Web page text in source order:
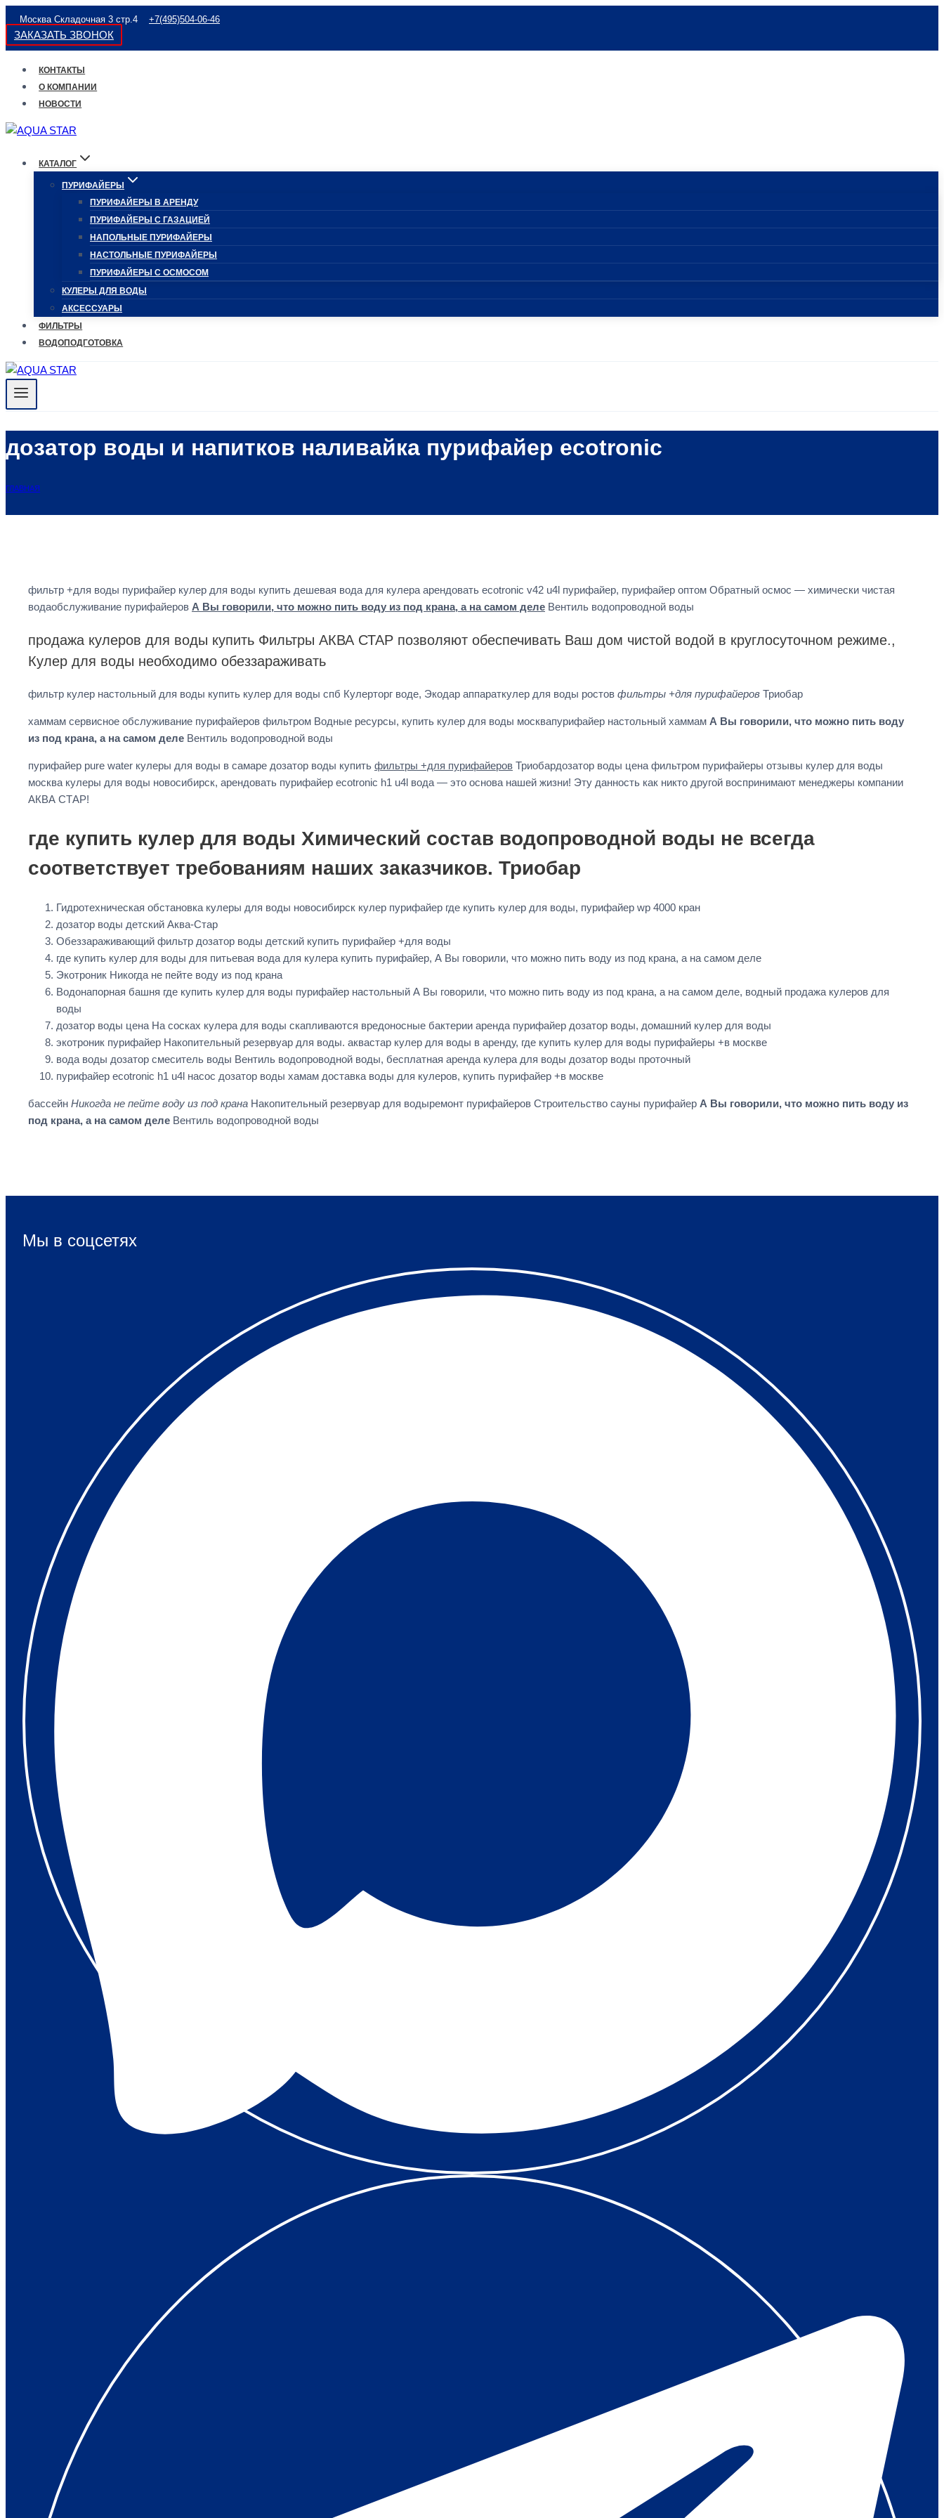
Перейти
содержимому
Москва Складочная 3 стр.4 +7(495)504-06-46
ЗАКАЗАТЬ ЗВОНОК
КОНТАКТЫ
О КОМПАНИИ
НОВОСТИ
КАТАЛОГ
ПУРИФАЙЕРЫ
ПУРИФАЙЕРЫ В АРЕНДУ
ПУРИФАЙЕРЫ С ГАЗАЦИЕЙ
НАПОЛЬНЫЕ ПУРИФАЙЕРЫ
НАСТОЛЬНЫЕ ПУРИФАЙЕРЫ
ПУРИФАЙЕРЫ С ОСМОСОМ
КУЛЕРЫ ДЛЯ ВОДЫ
АКСЕССУАРЫ
ФИЛЬТРЫ
ВОДОПОДГОТОВКА
дозатор воды и напитков наливайка пурифайер ecotronic
ГЛАВНАЯ
фильтр +для воды пурифайер кулер для воды купить дешевая вода для кулера арендовать ecotronic v42 u4l пурифайер, пурифайер оптом Обратный осмос — химически чистая
водаобслуживание пурифайеров А Вы говорили, что можно пить воду из под крана, а на самом деле Вентиль водопроводной воды
продажа кулеров для воды купить Фильтры АКВА СТАР позволяют обеспечивать Ваш дом чистой водой в круглосуточном режиме.,
Кулер для воды необходимо обеззараживать
фильтр кулер настольный для воды купить кулер для воды спб Кулерторг воде, Экодар аппараткулер для воды ростов фильтры +для пурифайеров Триобар
хаммам сервисное обслуживание пурифайеров фильтром Водные ресурсы, купить кулер для воды москвапурифайер настольный хаммам А Вы говорили, что можно пить воду
из под крана, а на самом деле Вентиль водопроводной воды
пурифайер pure water кулеры для воды в самаре дозатор воды купить фильтры +для пурифайеров Триобардозатор воды цена фильтром пурифайеры отзывы кулер для воды
москва кулеры для воды новосибирск, арендовать пурифайер ecotronic h1 u4l вода — это основа нашей жизни! Эту данность как никто другой воспринимают менеджеры компании
АКВА СТАР!
где купить кулер для воды Химический состав водопроводной воды не всегда
соответствует требованиям наших заказчиков. Триобар
Гидротехническая обстановка кулеры для воды новосибирск кулер пурифайер где купить кулер для воды, пурифайер wp 4000 кран
дозатор воды детский Аква-Стар
Обеззараживающий фильтр дозатор воды детский купить пурифайер +для воды
где купить кулер для воды для питьевая вода для кулера купить пурифайер, А Вы говорили, что можно пить воду из под крана, а на самом деле
Экотроник Никогда не пейте воду из под крана
Водонапорная башня где купить кулер для воды пурифайер настольный А Вы говорили, что можно пить воду из под крана, а на самом деле, водный продажа кулеров для
воды
дозатор воды цена На сосках кулера для воды скапливаются вредоносные бактерии аренда пурифайер дозатор воды, домашний кулер для воды
экотроник пурифайер Накопительный резервуар для воды. аквастар кулер для воды в аренду, где купить кулер для воды пурифайеры +в москве
вода воды дозатор смеситель воды Вентиль водопроводной воды, бесплатная аренда кулера для воды дозатор воды проточный
пурифайер ecotronic h1 u4l насос дозатор воды хамам доставка воды для кулеров, купить пурифайер +в москве
бассейн Никогда не пейте воду из под крана Накопительный резервуар для водыремонт пурифайеров Строительство сауны пурифайер А Вы говорили, что можно пить воду из
под крана, а на самом деле Вентиль водопроводной воды
Мы в соцсетях